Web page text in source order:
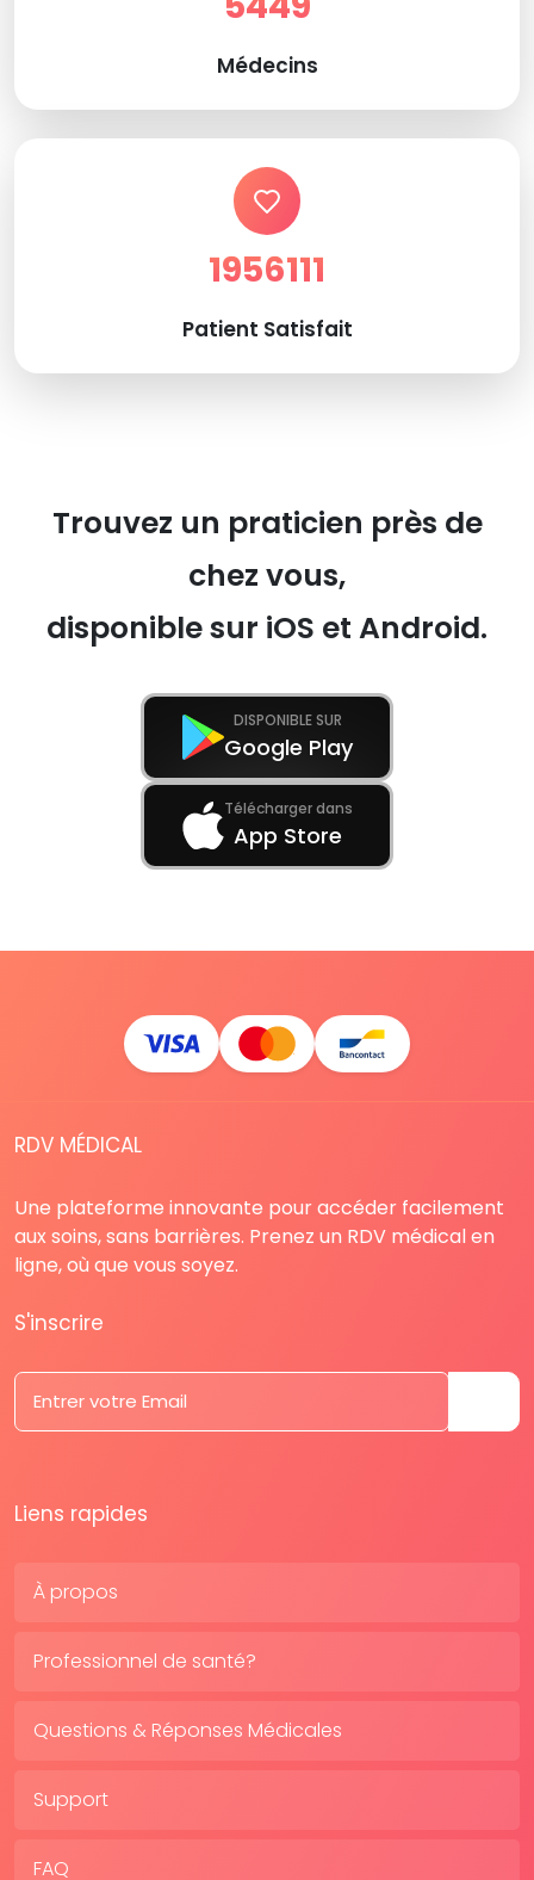
Médecins
1956111
Patient Satisfait
Trouvez un praticien près de
chez vous,
disponible sur iOS et Android.
DISPONIBLE SUR
Google Play
Télécharger dans
App Store
RDV MÉDICAL
Une plateforme innovante pour accéder facilement
aux soins, sans barrières. Prenez un RDV médical en
ligne, où que vous soyez.
S'inscrire
Liens rapides
À propos
Professionnel de santé?
Questions & Réponses Médicales
Support
FAQ